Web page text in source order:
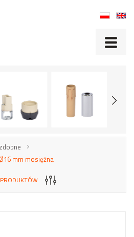
mm mosiężna